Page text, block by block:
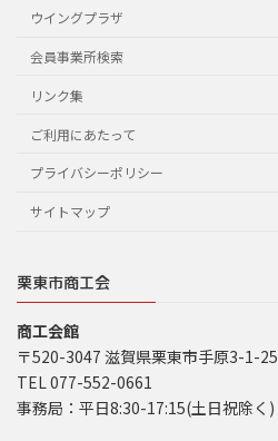
ウイングプラザ
会員事業所検索
リンク集
ご利用にあたって
プライバシーポリシー
サイトマップ
栗東市商工会
商工会館
〒520-3047 滋賀県栗東市手原3-1-25
TEL 077-552-0661
事務局：平日8:30-17:15(土日祝除く)